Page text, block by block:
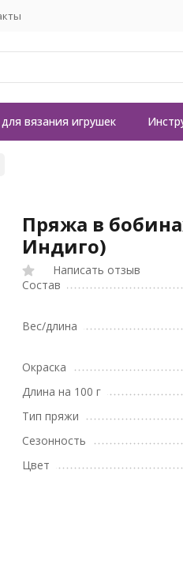
вязания игрушек
Пряжа в
Индиго)
Написать отзыв
Состав
Вес/длина
Окраска
Длина на 100 г
Тип пряжи
Сезонность
Цвет